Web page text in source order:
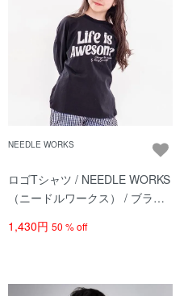
NEEDLE WORKS
ロゴTシャツ / NEEDLE WORKS
（ニードルワークス） / ブラッ
1,430円 50 % off